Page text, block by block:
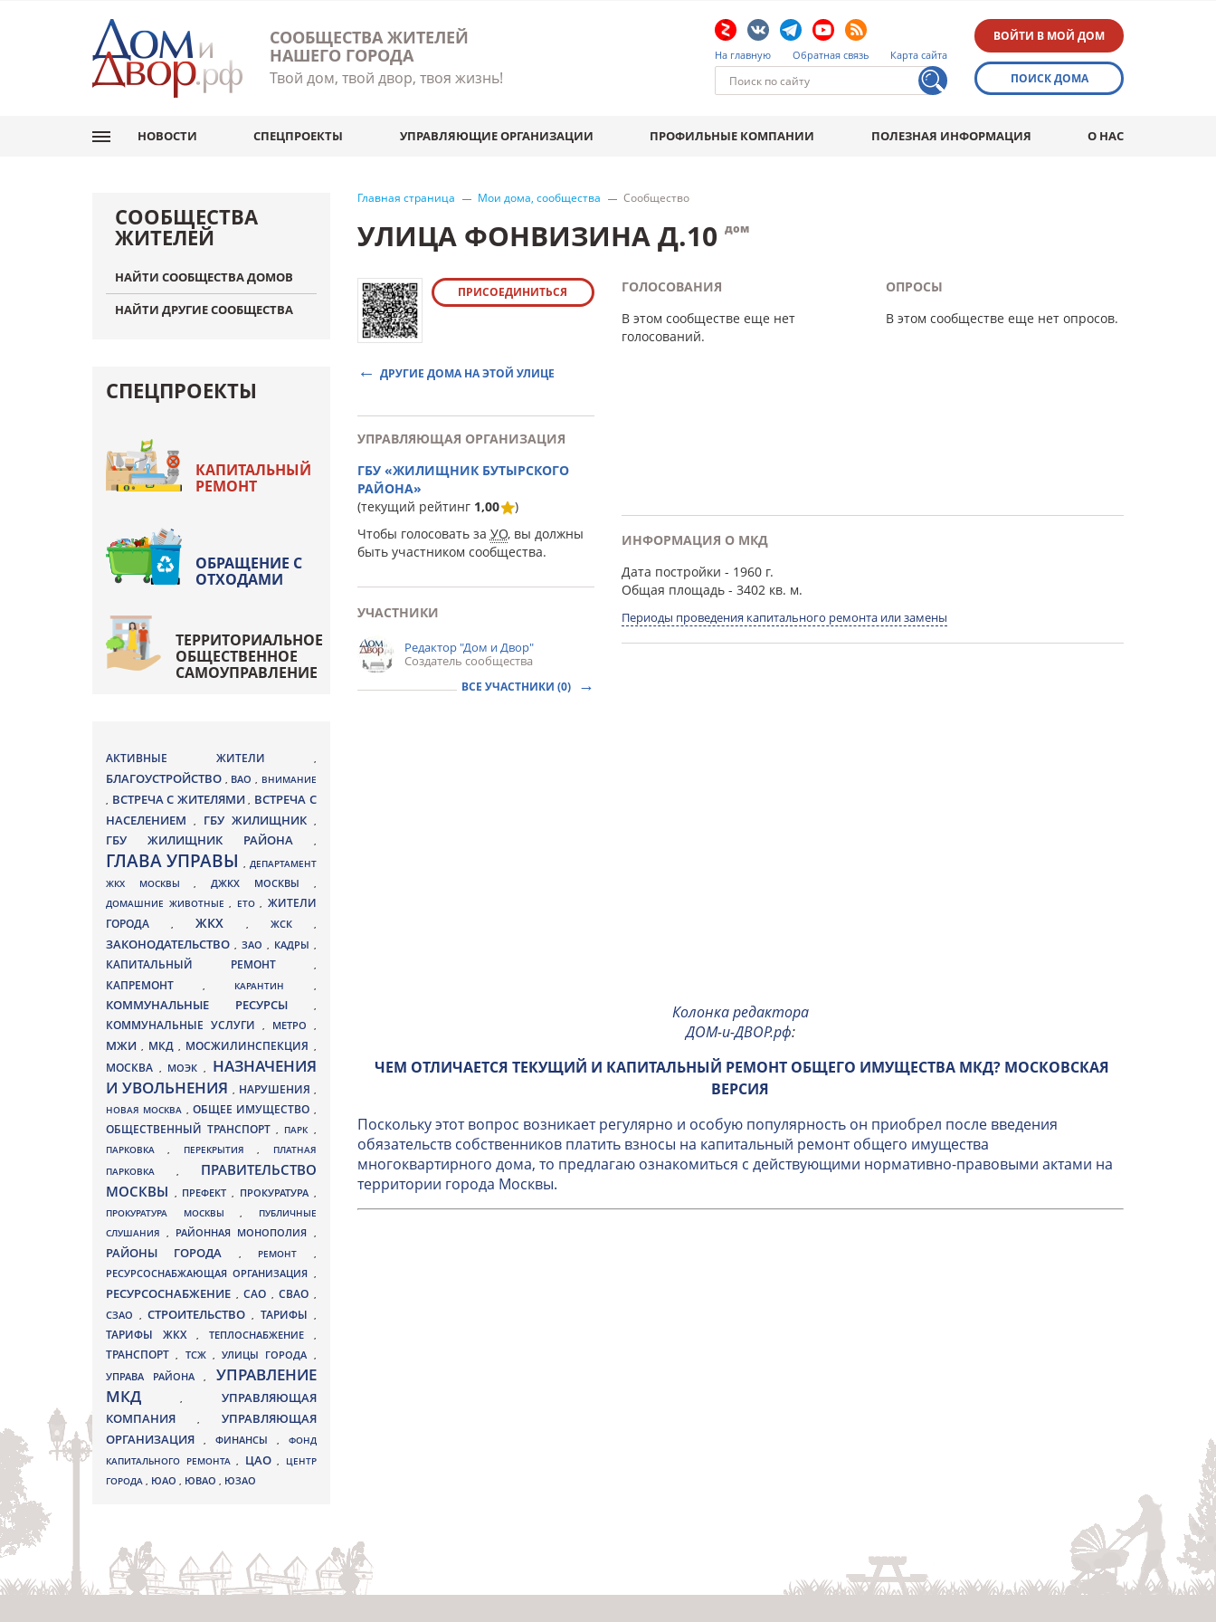
СООБЩЕСТВА ЖИТЕЛЕЙ
НАШЕГО ГОРОДА
Твой дом, твой двор, твоя жизнь!
На главную Обратная связь Карта сайта
ВОЙТИ В МОЙ ДОМ
ПОИСК ДОМА
НОВОСТИ СПЕЦПРОЕКТЫ УПРАВЛЯЮЩИЕ ОРГАНИЗАЦИИ ПРОФИЛЬНЫЕ КОМПАНИИ ПОЛЕЗНАЯ ИНФОРМАЦИЯ О НАС
Главная страница Мои дома, сообщества Сообщество
УЛИЦА ФОНВИЗИНА Д.10 дом
ПРИСОЕДИНИТЬСЯ
ДРУГИЕ ДОМА НА ЭТОЙ УЛИЦЕ
УПРАВЛЯЮЩАЯ ОРГАНИЗАЦИЯ
ГБУ «ЖИЛИЩНИК БУТЫРСКОГО
РАЙОНА»
(текущий рейтинг 1,00
)
Чтобы голосовать за УО, вы должны
быть участником сообщества.
УЧАСТНИКИ
Редактор "Дом и Двор"
Создатель сообщества
ВСЕ УЧАСТНИКИ (0)
ГОЛОСОВАНИЯ
В этом сообществе еще нет
голосований.
ОПРОСЫ
В этом сообществе еще нет опросов.
ИНФОРМАЦИЯ О МКД
Дата постройки - 1960 г.
Общая площадь- 3402 кв. м.
Периоды проведения капитального ремонта или замены
Колонка редактора
ДОМ-и-ДВОР.рф:
ЧЕМ ОТЛИЧАЕТСЯ ТЕКУЩИЙ И КАПИТАЛЬНЫЙ РЕМОНТ ОБЩЕГО ИМУЩЕСТВА МКД? МОСКОВСКАЯ
ВЕРСИЯ
Поскольку этот вопрос возникает регулярно и особую популярность он приобрел после введения
обязательств собственников платить взносы на капитальный ремонт общего имущества
многоквартирного дома, то предлагаю ознакомиться с действующими нормативно-правовыми актами на
территории города Москвы.
СООБЩЕСТВА
ЖИТЕЛЕЙ
НАЙТИ СООБЩЕСТВА ДОМОВ
НАЙТИ ДРУГИЕ СООБЩЕСТВА
СПЕЦПРОЕКТЫ
КАПИТАЛЬНЫЙ
РЕМОНТ
ОБРАЩЕНИЕ С
ОТХОДАМИ
ТЕРРИТОРИАЛЬНОЕ
ОБЩЕСТВЕННОЕ
САМОУПРАВЛЕНИЕ
АКТИВНЫЕ ЖИТЕЛИ ,
БЛАГОУСТРОЙСТВО , ВАО , ВНИМАНИЕ
, ВСТРЕЧА С ЖИТЕЛЯМИ, ВСТРЕЧА С
НАСЕЛЕНИЕМ
, ГБУ ЖИЛИЩНИК ,
ГБУ ЖИЛИЩНИК РАЙОНА ,
ГЛАВА УПРАВЫ, ДЕПАРТАМЕНТ
ЖКХ МОСКВЫ,ДЖКХ МОСКВЫ ,
ДОМАШНИЕ ЖИВОТНЫЕ , ЕТО , ЖИТЕЛИ
ГОРОДА
, ЖКХ , ЖСК ,
ЗАКОНОДАТЕЛЬСТВО , ЗАО , КАДРЫ ,
КАПИТАЛЬНЫЙ РЕМОНТ ,
КАПРЕМОНТ , КАРАНТИН ,
КОММУНАЛЬНЫЕ РЕСУРСЫ ,
КОММУНАЛЬНЫЕ УСЛУГИ , МЕТРО ,
МЖИ, МКД , МОСЖИЛИНСПЕКЦИЯ ,
МОСКВА , МОЭК ,
НАЗНАЧЕНИЯ
И УВОЛЬНЕНИЯ , НАРУШЕНИЯ ,
НОВАЯ МОСКВА , ОБЩЕЕ ИМУЩЕСТВО ,
ОБЩЕСТВЕННЫЙ ТРАНСПОРТ, ПАРК ,
ПАРКОВКА, ПЕРЕКРЫТИЯ,
ПЛАТНАЯ
ПАРКОВКА ,
ПРАВИТЕЛЬСТВО
МОСКВЫ , ПРЕФЕКТ, ПРОКУРАТУРА ,
ПРОКУРАТУРА МОСКВЫ ,
ПУБЛИЧНЫЕ
СЛУШАНИЯ, РАЙОННАЯ МОНОПОЛИЯ ,
РАЙОНЫ ГОРОДА , РЕМОНТ ,
РЕСУРСОСНАБЖАЮЩАЯ ОРГАНИЗАЦИЯ ,
РЕСУРСОСНАБЖЕНИЕ , САО , СВАО ,
СЗАО ,СТРОИТЕЛЬСТВО, ТАРИФЫ ,
ТАРИФЫ ЖКХ , ТЕПЛОСНАБЖЕНИЕ ,
ТРАНСПОРТ, ТСЖ , УЛИЦЫ ГОРОДА ,
УПРАВА РАЙОНА, УПРАВЛЕНИЕ
МКД, УПРАВЛЯЮЩАЯ
КОМПАНИЯ
, УПРАВЛЯЮЩАЯ
ОРГАНИЗАЦИЯ
, ФИНАНСЫ , ФОНД
КАПИТАЛЬНОГО РЕМОНТА , ЦАО ,
ЦЕНТР
ГОРОДА , ЮАО , ЮВАО , ЮЗАО